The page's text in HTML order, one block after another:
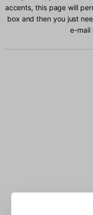
accents, this page will
box and then you just
e-mail
Type